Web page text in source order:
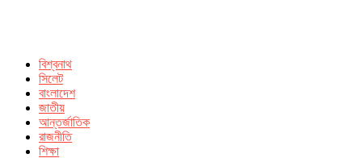
বিশ্বনাথ
সিলেট
বাংলাদেশ
জাতীয়
আন্তর্জাতিক
রাজনীতি
শিক্ষা